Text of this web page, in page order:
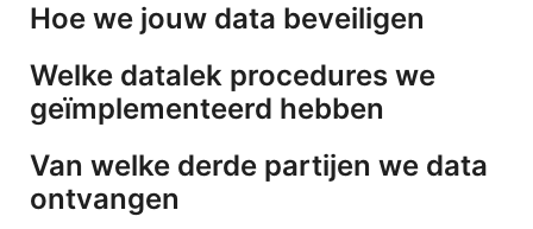
Hoe we jouw data beveiligen
Welke datalek procedures we
geïmplementeerd hebben
Van welke derde partijen we data
ontvangen